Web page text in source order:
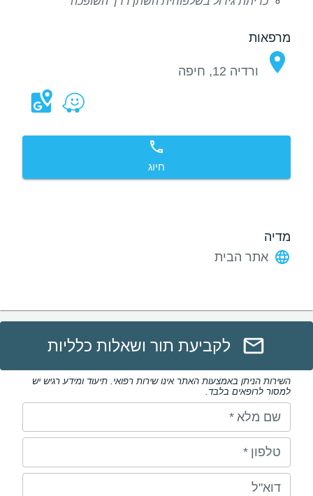
מרפאות
ורדיה 12, חיפה
חיוג
מדיה
אתר הבית
לקביעת תור ושאלות כלליות
השירות הניתן באמצעות האתר אינו שירות רפואי. תיעוד ומידע רגיש יש
למסור לרופאים בלבד.
שם מלא *
טלפון *
דוא"ל